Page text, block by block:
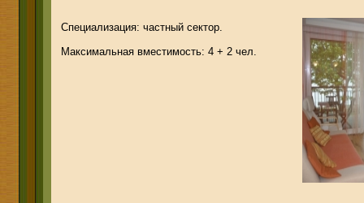
Специализация: частный сектор.
Максимальная вместимость: 4 + 2 чел.